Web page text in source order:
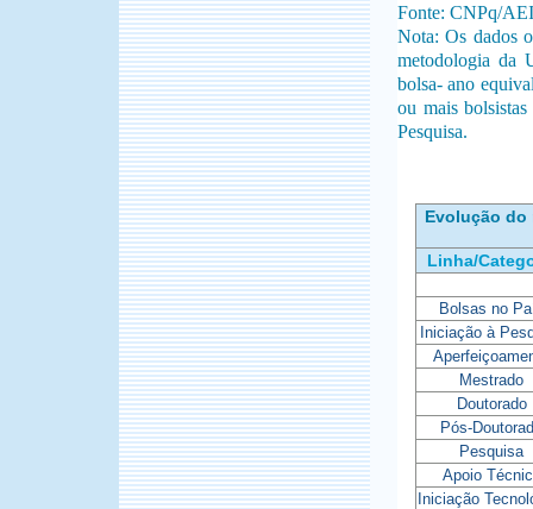
Fonte: CNPq/AEI
Nota: Os dados
metodologia da
bolsa- ano
ou mais
Pesquisa.
Evolução do
Linha/
Bolsas no
Iniciação à
Mestrado
Doutorado
Pós-
Pesquisa
Apoio
Iniciação